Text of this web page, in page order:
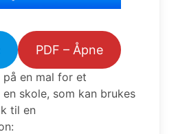
PDF – Åpne
på en mal for et
skole, som kan brukes
til en